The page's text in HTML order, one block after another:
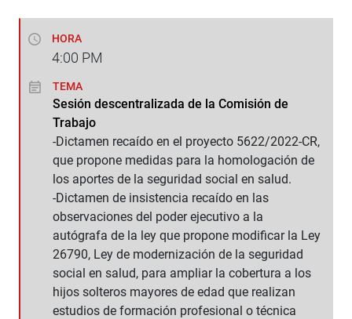
HORA
4:00 PM
TEMA
Sesión descentralizada de la Comisión de
Trabajo
-Dictamen recaído en el proyecto 5622/2022-CR,
que propone medidas para la homologación de
los aportes de la seguridad social en salud.
-Dictamen de insistencia recaído en las
observaciones del poder ejecutivo a la
autógrafa de la ley que propone modificar la Ley
26790, Ley de modernización de la seguridad
social en salud, para ampliar la cobertura a los
hijos solteros mayores de edad que realizan
estudios de formación profesional o técnica